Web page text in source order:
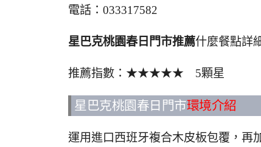
電話：033317582
星巴克桃園春日門市推薦什麼餐點詳
推薦指數：★★★★★ 5顆星
星巴克桃園春日門市環境介紹
運用進口西班牙複合木皮板包覆，再